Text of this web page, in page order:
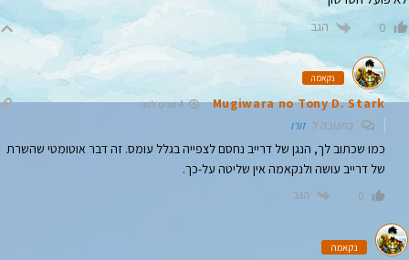
0 הגב
נקאמה
Mugiwara no Tony D. Stark 4 שנים לפני
בתגובה לזורו
כמו שכתוב לך, הנגן של דרייב נחסם לצפייה בגלל עומס. זה דבר אוטומטי שהשרת
של דרייב עושה ולנקאמה אין שליטה על-כך.
0 הגב
נקאמה